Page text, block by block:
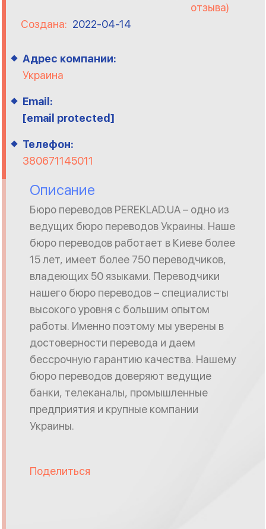
отзыва)
Создана: 2022-04-14
Адрес компании:
Украина
Email:
[email protected]
Телефон:
380671145011
Описание
Бюро переводов PEREKLAD.UA – одно из
ведущих бюро переводов Украины. Наше
бюро переводов работает в Киеве более
15 лет, имеет более 750 переводчиков,
владеющих 50 языками. Переводчики
нашего бюро переводов – специалисты
высокого уровня с большим опытом
работы. Именно поэтому мы уверены в
достоверности перевода и даем
бессрочную гарантию качества. Нашему
бюро переводов доверяют ведущие
банки, телеканалы, промышленные
предприятия и крупные компании
Украины.
Поделиться